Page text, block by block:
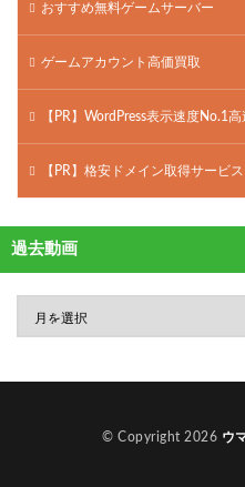
おすすめ無料ゲームサーバー
ゲームアカウント高価買取
【PR】WordPress表示速度No.1
【PR】格安ドメイン取得サービス
過去動画
© Copyright 2026 ウ